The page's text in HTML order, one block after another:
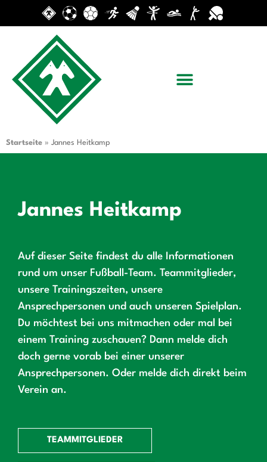
Startseite » Jannes Heitkamp
Jannes Heitkamp
Auf dieser Seite findest du alle Informationen
rund um unser Fußball-Team. Teammitglieder,
unsere Trainingszeiten, unsere
Ansprechpersonen und auch unseren Spielplan.
Du möchtest bei uns mitmachen oder mal bei
einem Training zuschauen? Dann melde dich
doch gerne vorab bei einer unserer
Ansprechpersonen. Oder melde dich direkt beim
Verein an.
TEAMMITGLIEDER